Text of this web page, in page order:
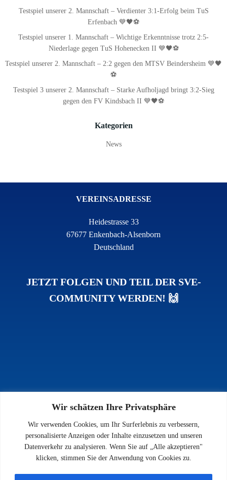
Wir schätzen Ihre Privatsphäre
Wir verwenden Cookies, um Ihr Surferlebnis zu verbessern,
personalisierte Anzeigen oder Inhalte einzusetzen und unseren
Datenverkehr zu analysieren. Wenn Sie auf „Alle akzeptieren"
klicken, stimmen Sie der Anwendung von Cookies zu.
Testspiel unserer 2. Mannschaft – Verdienter 3:1-Erfolg beim TuS
Erfenbach 💙🖤⚽
Testspiel unserer 1. Mannschaft – Wichtige Erkenntnisse trotz 2:5-
Niederlage gegen TuS Hohenecken II 💙🖤⚽
Testspiel unserer 2. Mannschaft – 2:2 gegen den MTSV Beindersheim 💙🖤
⚽
Testspiel 3 unserer 2. Mannschaft – Starke Aufholjagd bringt 3:2-Sieg
gegen den FV Kindsbach II 💙🖤⚽
Kategorien
News
VEREINSADRESSE
Heidestrasse 33
67677 Enkenbach-Alsenborn
Deutschland
JETZT FOLGEN UND TEIL DER SVE-
COMMUNITY WERDEN! 🙌
INFOS
Impressum
Datenschutz
Kontakt